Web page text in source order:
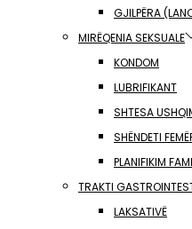
GJILPËRA
MIRËQENIA SEKSUALE
KONDOM
LUBRIFIKANT
SHTESA
SHËNDETI
PLANIFIKIM
TRAKTI
LAKSATIVË